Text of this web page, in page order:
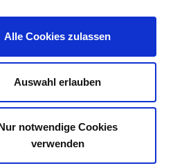
Alle Cookies zulassen
Auswahl erlauben
notwendige Cookies
verwenden
IHRE MEINUNG